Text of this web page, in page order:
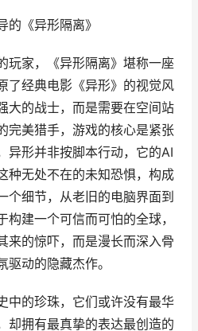
的《异形隔离》
玩家，《异形隔离》堪称一座
了经典电影《异形》的视觉风
大的战士，而是需要在空间站
完美猎手，游戏的核心是紧张
异形并非按脚本行动，它的AI
种无处不在的未知恐惧，构成
个细节，从老旧的电脑界面到
构建一个可信而可怕的全球，
来的惊吓，而是漫长而深入骨
动的隐藏杰作。
中的珍珠，它们或许没有最华
却拥有最真挚的表达最创造的